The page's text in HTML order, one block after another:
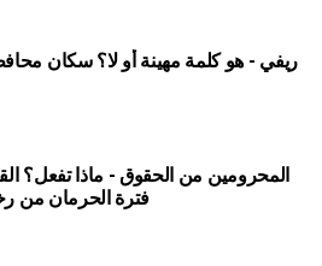
ريفي - هو كلمة مهينة أو لا؟ سكان
المحرومين من الحقوق - ماذا تفعل؟
فترة الحرمان من